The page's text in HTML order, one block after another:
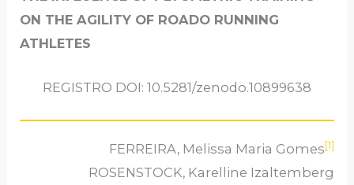
ON THE AGILITY OF ROADO RUNNING
ATHLETES
REGISTRO DOI: 10.5281/zenodo.10899638
FERREIRA, Melissa Maria Gomes [1]
ROSENSTOCK, Karelline Izaltemberg